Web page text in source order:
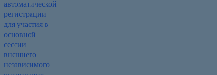
автоматической
регистрации
для участия в
основной
сессии
внешнего
независимого